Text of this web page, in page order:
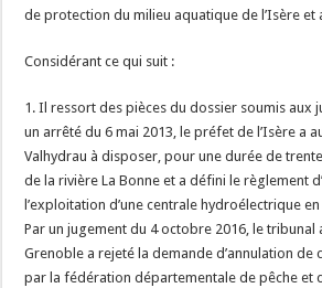
de protection du milieu aquatique de l’Isère et
Considérant ce qui suit :
1. Il ressort des pièces du dossier soumis aux
un arrêté du 6 mai 2013, le préfet de l’Isère a
Valhydrau à disposer, pour une durée de
de la rivière La Bonne et a défini le règlement
l’exploitation d’une centrale hydroélectrique
Par un jugement du 4 octobre 2016, le
Grenoble a rejeté la demande d’annulation de
par la fédération départementale de pêche et